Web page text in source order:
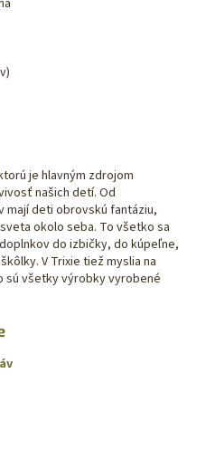
je hlavným zdrojom
našich detí. Od
mají deti obrovskú fantáziu,
okolo seba. To všetko sa
do izbičky, do kúpeľne,
V Trixie tiež myslia na
sú všetky výrobky vyrobené